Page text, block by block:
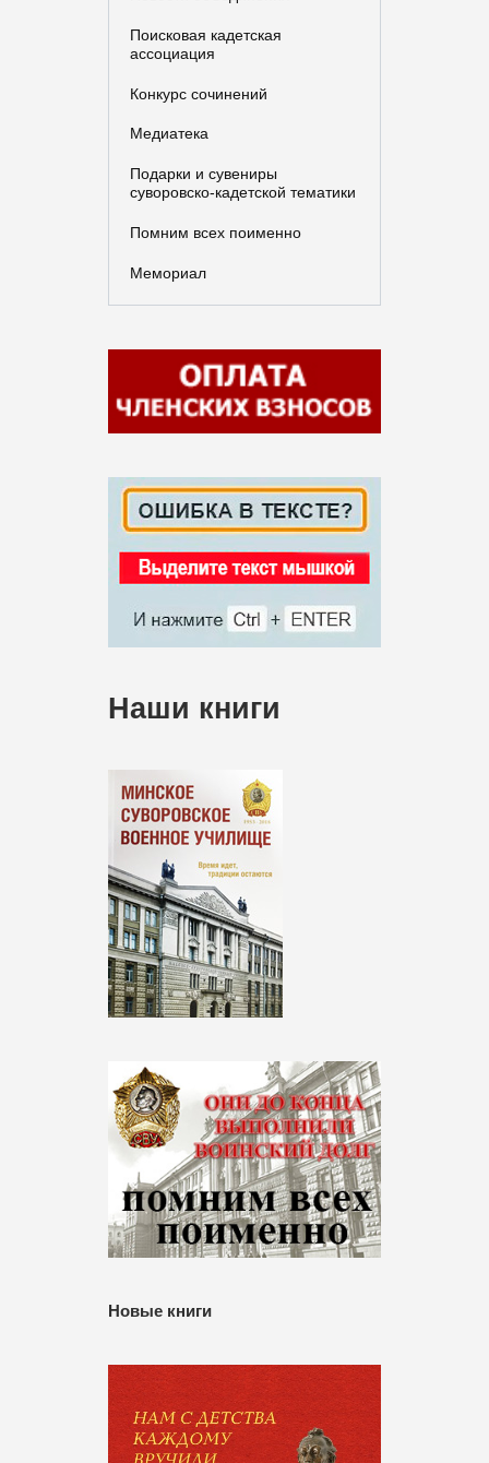
Поисковая кадетская
ассоциация
Конкурс сочинений
Медиатека
Подарки и сувениры
суворовско-кадетской тематики
Помним всех поименно
Мемориал
Наши книги
Новые книги